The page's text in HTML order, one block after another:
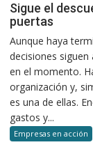
Sigue el
puertas
Aunque haya
decisiones
en el momento.
organización y,
es una de ellas.
gastos y...
Empresas en acción